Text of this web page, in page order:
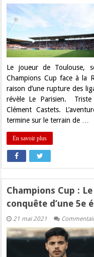
Le joueur de Toulouse,
Champions Cup face à la
raison d’une rupture des
révèle Le Parisien.
Clément Castets.
termine sur le terrain de …
En savoir plus
Champions Cup :
conquête d’une 5e
21 mai 2021